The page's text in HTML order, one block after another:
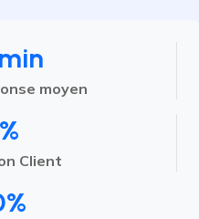
moyen
Client